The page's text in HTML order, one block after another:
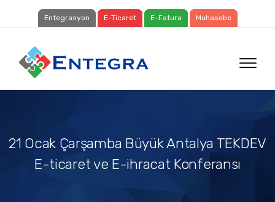
Entegrasyon E-Ticaret E-Fatura Muhasebe
21 Ocak Çarşamba Büyük Antalya TEKDEV
E-ticaret ve E-ihracat Konferansı